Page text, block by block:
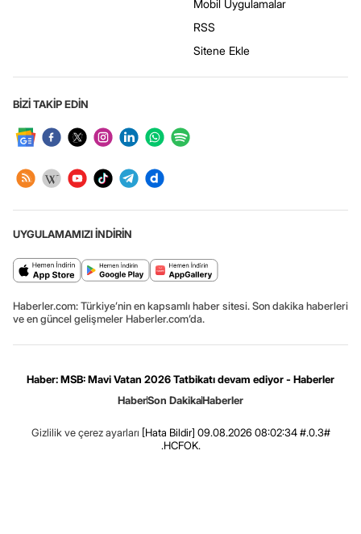
Mobil Uygulamalar
RSS
Sitene Ekle
BİZİ TAKİP EDİN
UYGULAMAMIZI İNDİRİN
Haberler.com: Türkiye’nin en kapsamlı haber sitesi. Son dakika haberleri
ve en güncel gelişmeler Haberler.com’da.
Haber: MSB: Mavi Vatan 2026 Tatbikatı devam ediyor - Haberler
HaberSon DakikaHaberler
Gizlilik ve çerez ayarları [Hata Bildir] 09.08.2026 08:02:34 #.0.3#
.HCFOK.